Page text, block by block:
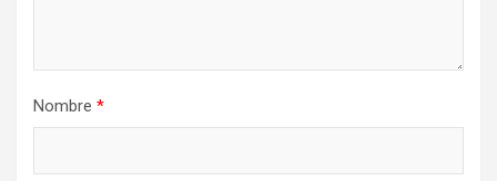
Nombre *